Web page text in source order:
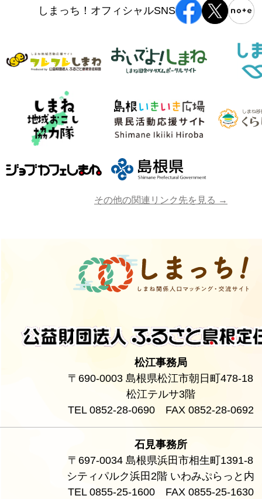
しまっち！オフィシャルSNS
その他の関連リンク先を見る →
松江事務局
〒690-0003 島根県松江市朝日町478-18
松江テルサ3階
TEL 0852-28-0690 FAX 0852-28-0692
石見事務所
〒697-0034 島根県浜田市相生町1391-8
シティパルク浜田2階 いわみぷらっと内
TEL 0855-25-1600 FAX 0855-25-1630